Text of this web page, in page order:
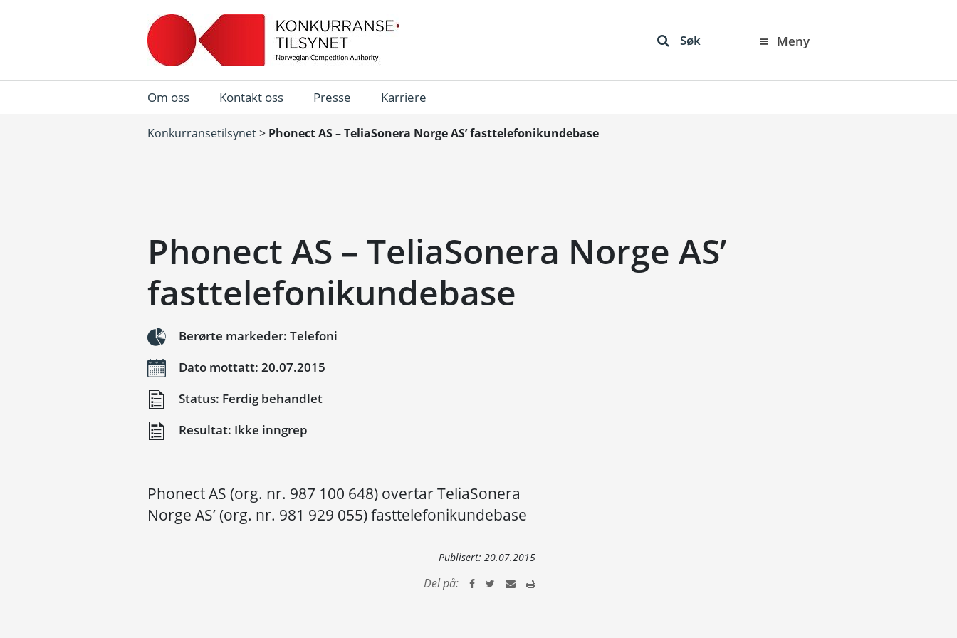
Søk Meny
Om oss Kontakt oss Presse Karriere
Konkurransetilsynet> Phonect AS – TeliaSonera Norge AS’ fasttelefonikundebase
Phonect AS – TeliaSonera Norge AS’
fasttelefonikundebase
Berørte markeder: Telefoni
Dato mottatt: 20.07.2015
Status: Ferdig behandlet
Resultat: Ikke inngrep
Phonect AS (org. nr. 987 100 648) overtar TeliaSonera
Norge AS’ (org. nr. 981 929 055) fasttelefonikundebase
Publisert: 20.07.2015
Del på: